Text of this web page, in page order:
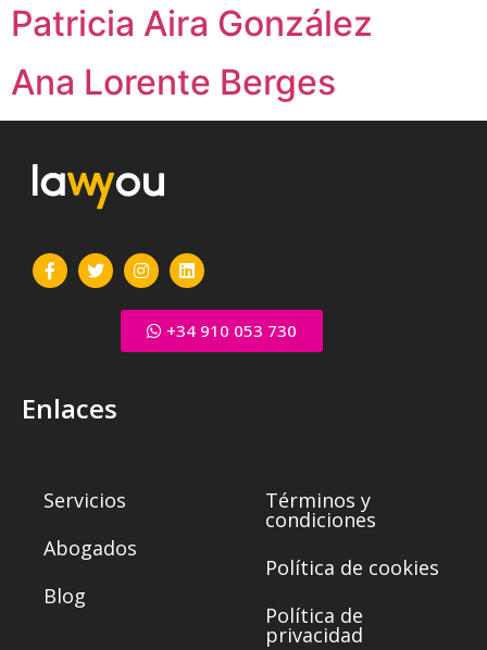
Patricia Aira González
Ana Lorente Berges
+34 910 053 730
Enlaces
Servicios
Abogados
Blog
Términos y
condiciones
Política de cookies
Política de
privacidad